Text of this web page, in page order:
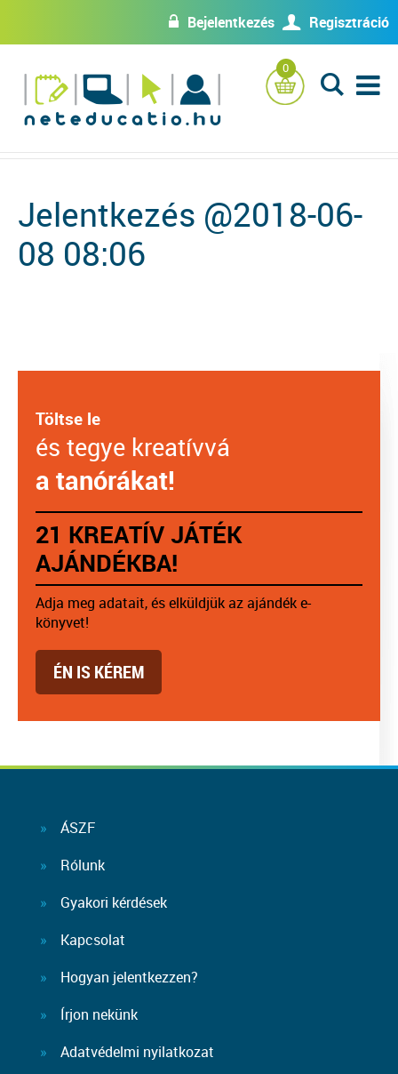
w Bejelentkezés U Regisztráció
0
L
Jelentkezés @2018-06-
08 08:06
Töltse le
és tegye kreatívvá
a tanórákat!
21 KREATÍV JÁTÉK
AJÁNDÉKBA!
Adja meg adatait, és elküldjük az ajándék e-
könyvet!
ÉN IS KÉREM
ÁSZF
Rólunk
Gyakori kérdések
Kapcsolat
Hogyan jelentkezzen?
Írjon nekünk
Adatvédelmi nyilatkozat